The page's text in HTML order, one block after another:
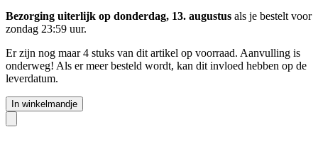
Bezorging uiterlijk op donderdag, 13. augustus als je bestelt voor
zondag 23:59 uur.
Er zijn nog maar 4 stuks van dit artikel op voorraad. Aanvulling is
onderweg! Als er meer besteld wordt, kan dit invloed hebben op de
leverdatum.
In winkelmandje